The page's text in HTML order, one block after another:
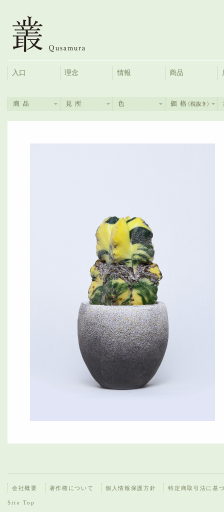
入口 理念 情報 商品
会社概要 著作権について 個人情報保護方針 特定商取引法に基
Site Top